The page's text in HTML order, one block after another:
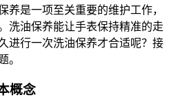
养是一项至关重要的维护工作，
洗油保养能让手表保持精准的走
进行一次洗油保养才合适呢？接
。
概念